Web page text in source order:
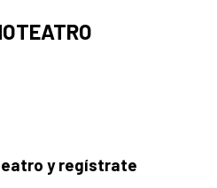
y regístrate